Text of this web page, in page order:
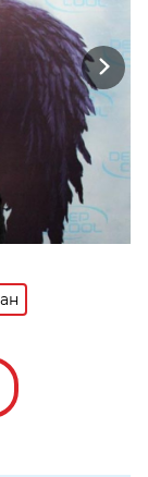
Next